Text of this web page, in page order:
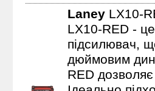
Laney LX10-
LX10-RED -
підсилювач,
дюймовим
RED